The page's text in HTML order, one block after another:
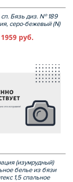
Бязь диз. № 189
серо-бежевый (N)
1959 руб.
(изумрудный)
белье из бязи
1,5 спальное